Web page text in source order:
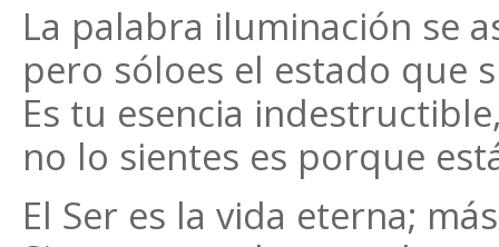
La palabra iluminación se
pero sóloes el estado que
Es tu esencia
no lo sientes es porque
El Ser es la vida eterna;